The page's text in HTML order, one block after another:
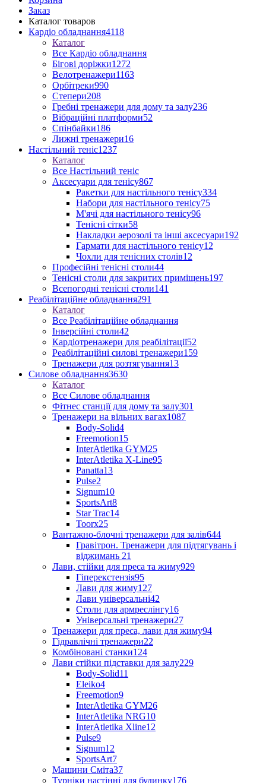
Заказ
Каталог товаров
Кардіо обладнання4118
Каталог
Все Кардіо обладнання
Бігові доріжки1272
Велотренажери1163
Орбітреки990
Степери208
Гребні тренажери для дому та залу236
Вібраційні платформи52
Спінбайки186
Лижні тренажери16
Настільний теніс1237
Каталог
Все Настільний теніс
Аксесуари для тенісу867
Ракетки для настільного тенісу334
Набори для настільного тенісу75
М'ячі для настільного тенісу96
Тенісні сітки58
Накладки аерозолі та інші аксесуари192
Гармати для настільного тенісу12
Чохли для тенісних столів12
Професійні тенісні столи44
Тенісні столи для закритих приміщень197
Всепогодні тенісні столи141
Реабілітаційне обладнання291
Каталог
Все Реабілітаційне обладнання
Інверсійні столи42
Кардіотренажери для реабілітації52
Реабілітаційні силові тренажери159
Тренажери для розтягування13
Силове обладнання3630
Каталог
Все Силове обладнання
Фітнес станції для дому та залу301
Тренажери на вільних вагах1087
Body-Solid4
Freemotion15
InterAtletika GYM25
InterAtletika X-Line95
Panatta13
Pulse2
Signum10
SportsArt8
Star Trac14
Toorx25
Вантажно-блочні тренажери для залів644
Гравітрон. Тренажери для підтягувань і
віджимань 21
Лави, стійки для преса та жиму929
Гіперекстензія95
Лави для жиму127
Лави універсальні42
Столи для армреслінгу16
Універсальні тренажери27
Тренажери для преса, лави для жиму94
Гідравлічні тренажери22
Комбіновані станки124
Лави стійки підставки для залу229
Body-Solid11
Eleiko4
Freemotion9
InterAtletika GYM26
InterAtletika NRG10
InterAtletika Xline12
Pulse9
Signum12
SportsArt7
Машини Сміта37
Турніки настінні для будинку176